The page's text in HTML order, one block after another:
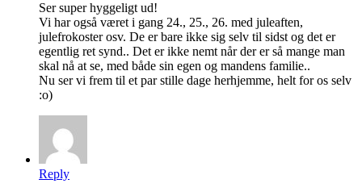
Ser super hyggeligt ud!
Vi har også været i gang 24., 25., 26. med juleaften,
julefrokoster osv. De er bare ikke sig selv til sidst og det er
egentlig ret synd.. Det er ikke nemt når der er så mange man
skal nå at se, med både sin egen og mandens familie..
Nu ser vi frem til et par stille dage herhjemme, helt for os selv
:o)
Reply